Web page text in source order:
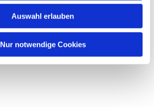
Auswahl erlauben
Nur notwendige Cookies